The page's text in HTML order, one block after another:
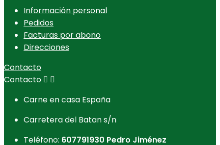
Información personal
Pedidos
Facturas por abono
Direcciones
Contacto
Contacto  
Carne en casa España
Carretera del Batan s/n
Teléfono: 607791930 Pedro Jiménez